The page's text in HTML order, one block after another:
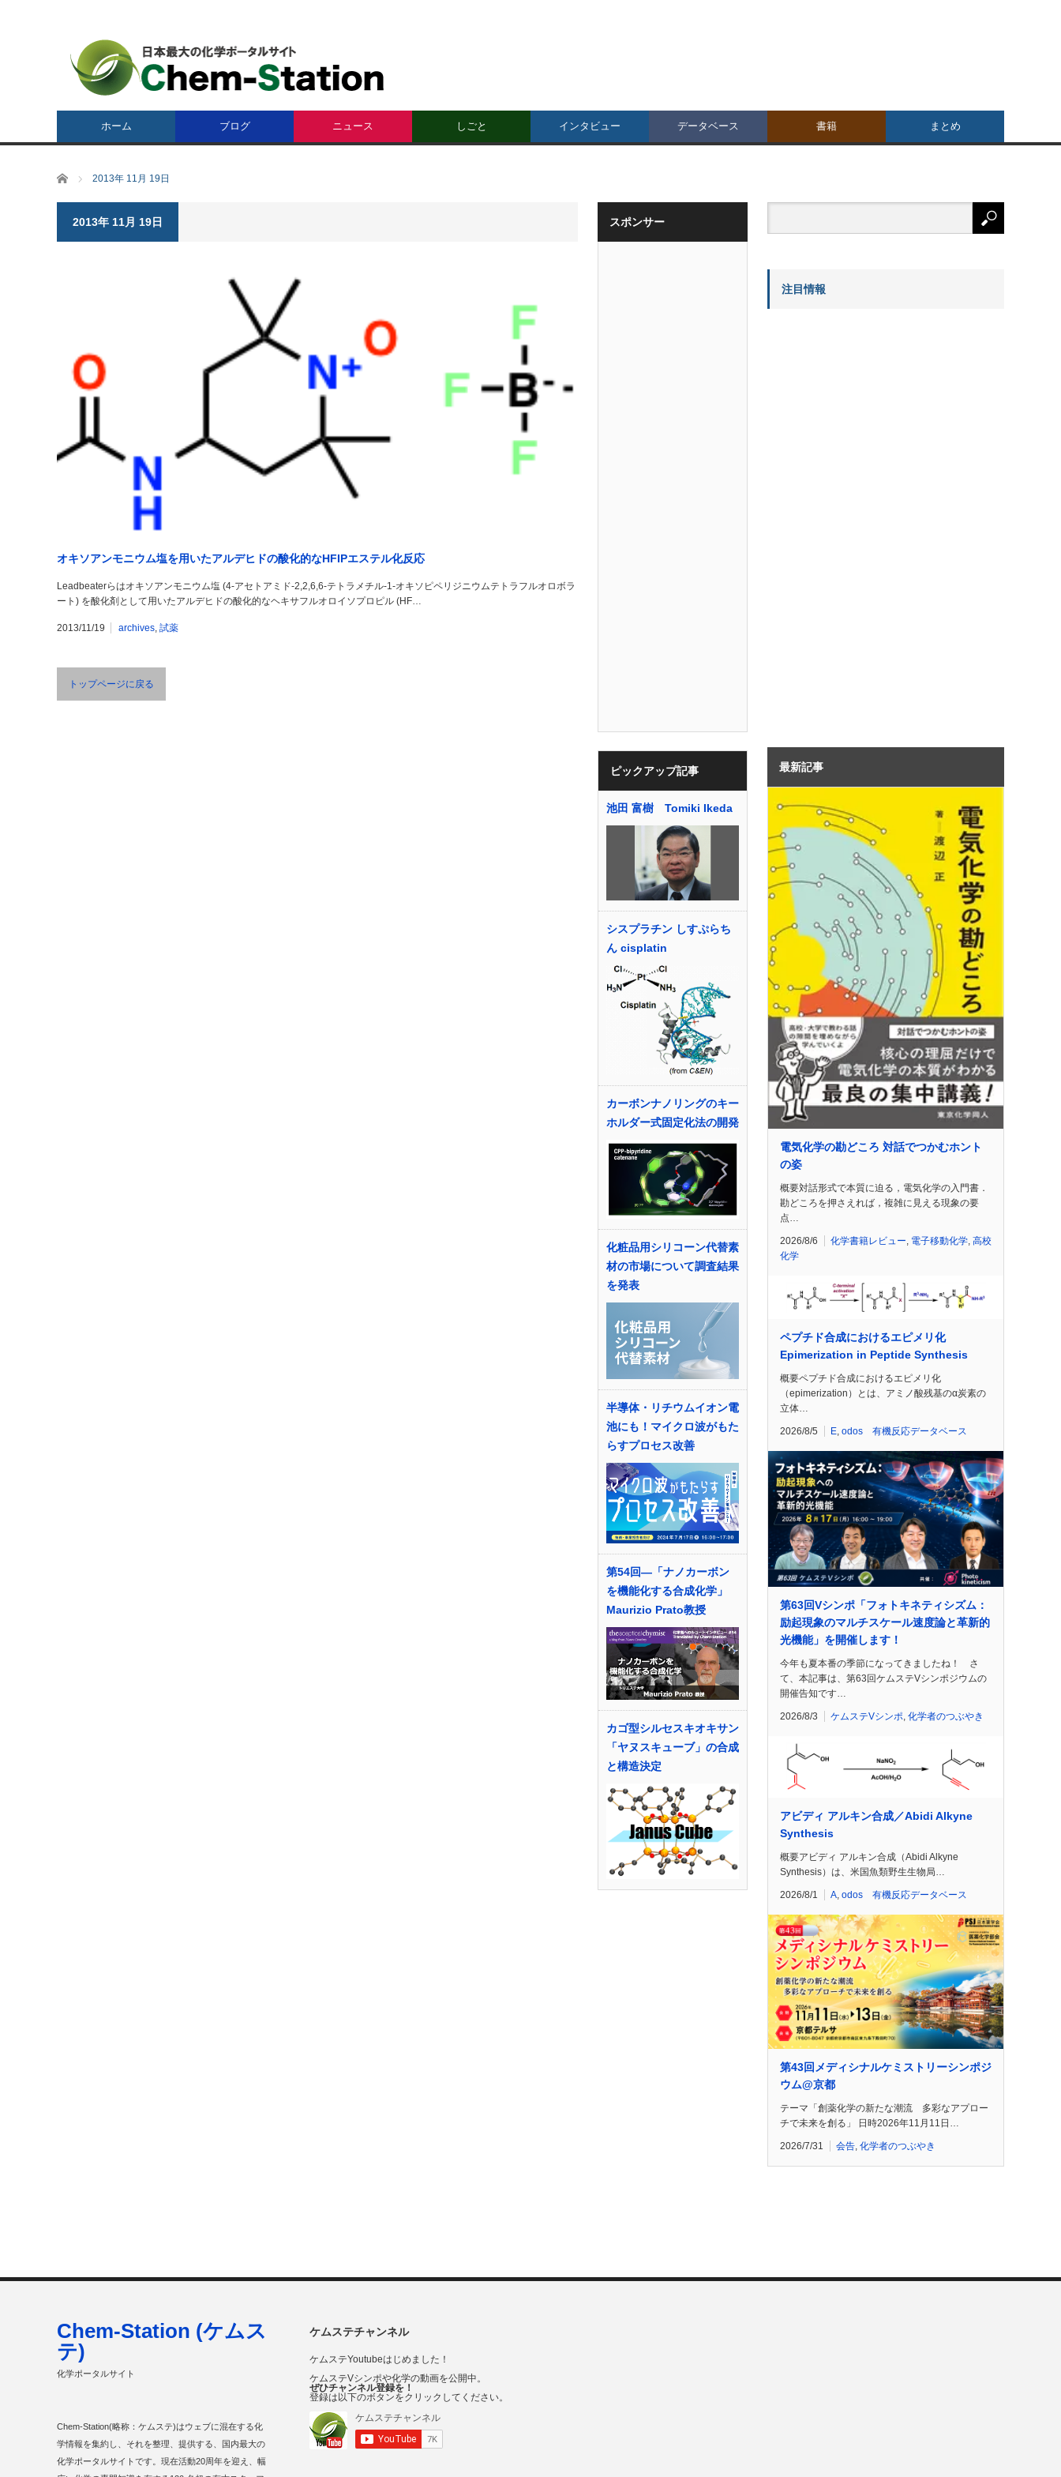
ホーム ブログ ニュース しごと インタビュー データベース 書籍 まとめ
ホーム 2013年 11月 19日
2013年 11月 19日
オキソアンモニウム塩を用いたアルデヒドの酸化的なHFIPエステル化反応
Leadbeaterらはオキソアンモニウム塩 (4-アセトアミド-2,2,6,6-テトラメチル-1-オキソピペリジニウムテトラフルオロボラ
ート) を酸化剤として用いたアルデヒドの酸化的なヘキサフルオロイソプロピル (HF…
2013/11/19 archives, 試薬
トップページに戻る
スポンサー
ピックアップ記事
池田 富樹 Tomiki Ikeda
シスプラチン しすぷらち
ん cisplatin
カーボンナノリングのキー
ホルダー式固定化法の開発
化粧品用シリコーン代替素
材の市場について調査結果
を発表
半導体・リチウムイオン電
池にも！マイクロ波がもた
らすプロセス改善
第54回―「ナノカーボン
を機能化する合成化学」
Maurizio Prato教授
カゴ型シルセスキオキサン
「ヤヌスキューブ」の合成
と構造決定
注目情報
最新記事
電気化学の勘どころ 対話でつかむホント
の姿
概要対話形式で本質に迫る，電気化学の入門書．
勘どころを押さえれば，複雑に見える現象の要
点…
2026/8/6 化学書籍レビュー, 電子移動化学, 高校
化学
ペプチド合成におけるエピメリ化
Epimerization in Peptide Synthesis
概要ペプチド合成におけるエピメリ化
（epimerization）とは、アミノ酸残基のα炭素の
立体…
2026/8/5 E, odos 有機反応データベース
第63回Vシンポ「フォトキネティシズム：
励起現象のマルチスケール速度論と革新的
光機能」を開催します！
今年も夏本番の季節になってきましたね！ さ
て、本記事は、第63回ケムステVシンポジウムの
開催告知です…
2026/8/3 ケムステVシンポ 化学者のつぶやき
アビディ アルキン合成／Abidi Alkyne
Synthesis
概要アビディ アルキン合成（Abidi Alkyne
Synthesis）は、米国魚類野生生物局…
2026/8/1 A odos 有機反応データベース
第43回メディシナルケミストリーシンポジ
ウム@京都
テーマ「創薬化学の新たな潮流 多彩なアプロー
チで未来を創る」 日時2026年11月11日…
2026/7/31 会告, 化学者のつぶやき
ケムステチャンネル
ケムステYoutubeはじめました！
ケムステVシンポや化学の動画を公開中。
ぜひチャンネル登録を！
登録は以下のボタンをクリックしてください。
Chem-Station (ケムス
テ)
化学ポータルサイト
Chem-Station(略称：ケムステ)はウェブに混在する化
学情報を集約し、それを整理、提供する、国内最大の
化学ポータルサイトです。現在活動20周年を迎え、幅